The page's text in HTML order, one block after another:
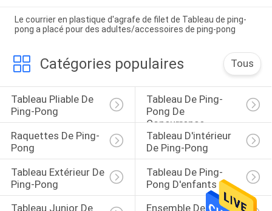
Le courrier en plastique d'agrafe de filet de Tableau de ping-
pong a placé pour des adultes/accessoires de ping-pong
Catégories populaires Tous
Tableau Pliable De
Ping-Pong
Tableau De Ping-
Pong De
Concurrence
Raquettes De Ping-
Pong
Tableau D'intérieur
De Ping-Pong
Tableau Extérieur De
Ping-Pong
Tableau De Ping-
Pong D'enfants
Tableau Junior De
Ensemble De Ping-